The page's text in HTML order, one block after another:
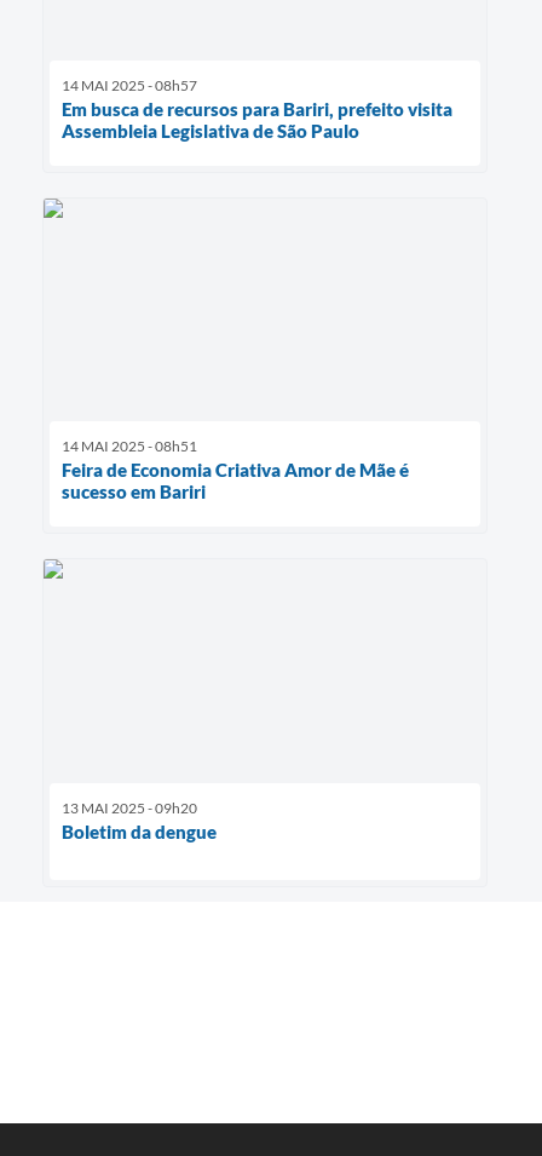
14 MAI 2025 - 08h57
Em busca de recursos para Bariri, prefeito visita
Assembleia Legislativa de São Paulo
14 MAI 2025 - 08h51
Feira de Economia Criativa Amor de Mãe é
sucesso em Bariri
13 MAI 2025 - 09h20
Boletim da dengue